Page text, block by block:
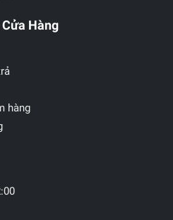
Hàng
hàng